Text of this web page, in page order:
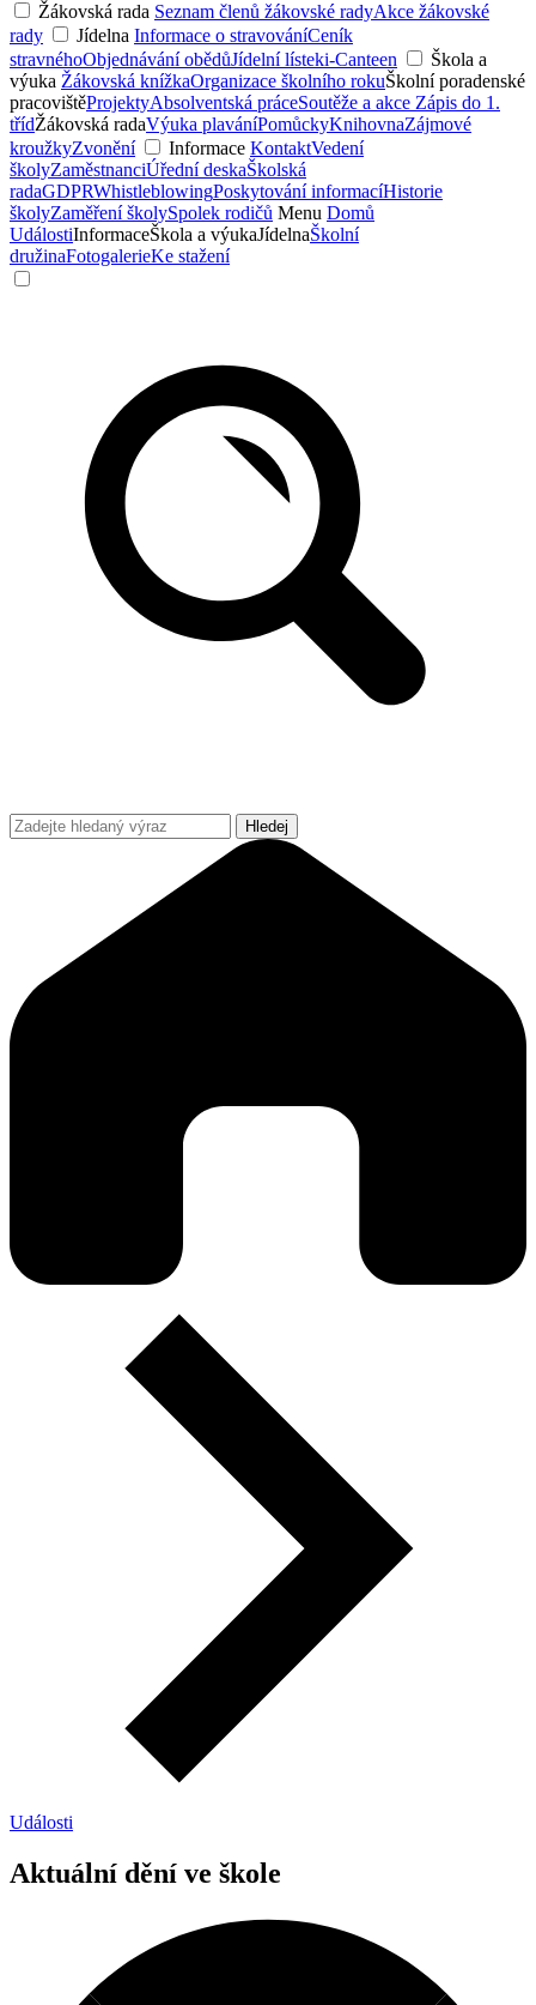
Žákovská rada Seznam členů žákovské radyAkce žákovské
rady
Jídelna Informace o stravováníCeník
stravnéhoObjednávání obědůJídelní lísteki-Canteen
Škola a
výuka Žákovská knížkaOrganizace školního rokuŠkolní poradenské
pracovištěProjektyAbsolventská práceSoutěže a akce Zápis do 1.
třídŽákovská radaVýuka plaváníPomůckyKnihovnaZájmové
kroužkyZvonění Informace KontaktVedení
školyZaměstnanciÚřední deskaŠkolská
radaGDPRWhistleblowingPoskytování informacíHistorie
školyZaměření školySpolek rodičů Menu Domů
UdálostiInformaceŠkola a výukaJídelnaŠkolní
družinaFotogalerieKe stažení
Události
Aktuální dění ve škole